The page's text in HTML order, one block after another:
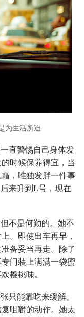
为生活所迫
直警惕自己身体发
时候保养得宜，当
，唯独发胖一件事
来升到L号，现在
不是何勤的。她不
。即使出车再早，
备妥当再走。除了
门装上满满一袋蜜
樱桃味。
只能靠吃来缓解。
咀嚼的动作。她太